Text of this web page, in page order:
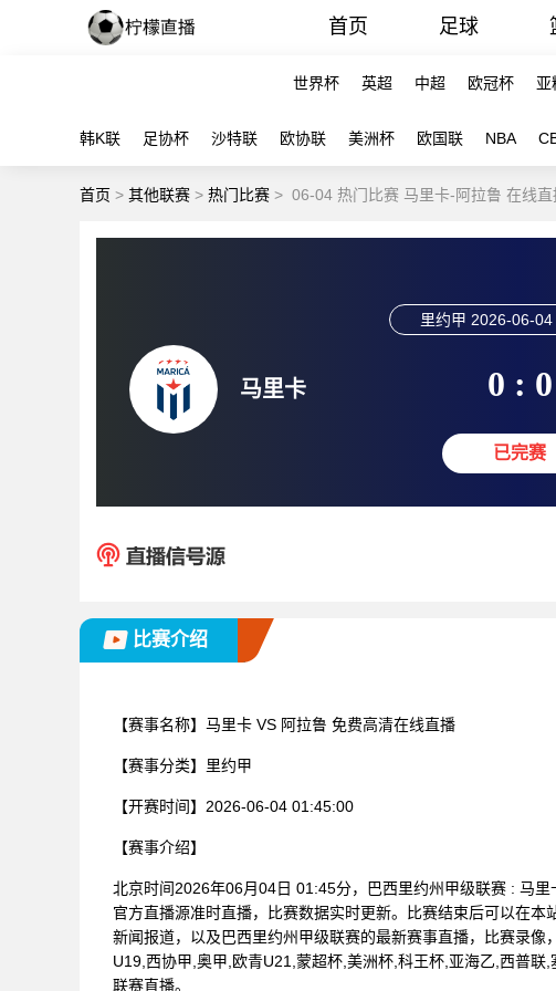
首页 足球
世界杯 英超 中超 欧冠杯 亚
韩K联 足协杯 沙特联 欧协联 美洲杯 欧国联 NBA
首页 > 其他联赛 > 热门比赛 > 06-04 热门比赛 马里卡-阿拉鲁 在线直
马里卡
里约甲 2026-06-
0 : 0
已完赛
比赛介绍
【赛事名称】 马里卡 VS 阿拉鲁 免费高清在线直播
【赛事分类】 里约甲
【开赛时间】 2026-06-04 01:45:00
【赛事介绍】
北京时间2026年06月04日 01:45分，巴西里约州甲级联赛 : 马
官方直播源准时直播，比赛数据实时更新。比赛结束后可以在
新闻报道，以及巴西里约州甲级联赛的最新赛事直播，比赛录
U19,西协甲,奥甲,欧青U21,蒙超杯,美洲杯,科王杯,亚海乙,西普
联赛直播。